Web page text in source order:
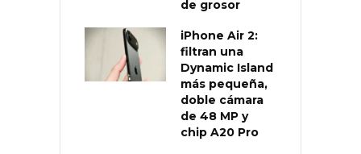
de grosor
iPhone Air 2:
filtran una
Dynamic Island
más pequeña,
doble cámara
de 48 MP y
chip A20 Pro